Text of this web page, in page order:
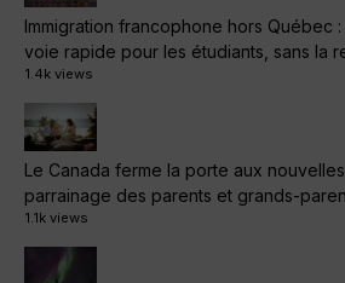
Immigration francophone hors Québec
voie rapide pour les étudiants, sans la
1.4k views
Le Canada ferme la porte aux
parrainage des parents et grands-
1.1k views